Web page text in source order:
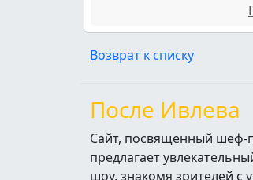
Возврат к списку
После Ивлева
Сайт, посвященный шеф-
предлагает
шоу, знакомя зрителей с